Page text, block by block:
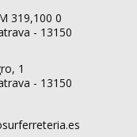
319,100 0
- 13150
1
- 13150